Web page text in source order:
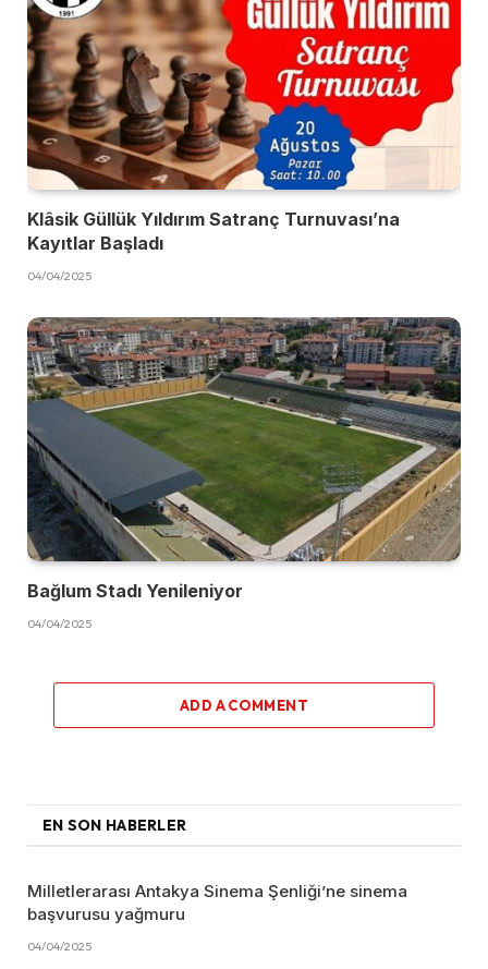
Klâsik Güllük Yıldırım Satranç Turnuvası’na
Kayıtlar Başladı
04/04/2025
Bağlum Stadı Yenileniyor
04/04/2025
ADD A COMMENT
EN SON HABERLER
Milletlerarası Antakya Sinema Şenliği’ne sinema
başvurusu yağmuru
04/04/2025